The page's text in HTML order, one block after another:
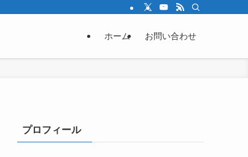
ホーム お問い合わせ
プロフィール